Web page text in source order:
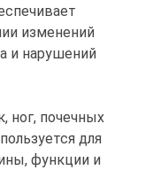
изменений
и нарушений
ног, почечных
для
функции и